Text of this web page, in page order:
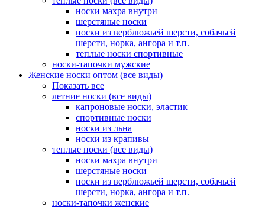
носки махра внутри
шерстяные носки
носки из верблюжьей шерсти, собачьей
шерсти, норка, ангора и т.п.
теплые носки спортивные
носки-тапочки мужские
Женские носки оптом (все виды) –
Показать все
летние носки (все виды)
капроновые носки, эластик
спортивные носки
носки из льна
носки из крапивы
теплые носки (все виды)
носки махра внутри
шерстяные носки
носки из верблюжьей шерсти, собачьей
шерсти, норка, ангора и т.п.
носки-тапочки женские